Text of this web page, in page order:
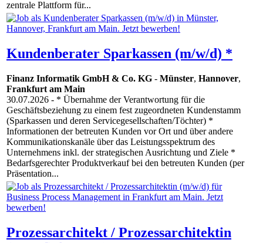
zentrale Plattform für...
Kundenberater Sparkassen (m/w/d) *
Finanz Informatik GmbH & Co. KG - Münster, Hannover,
Frankfurt am Main
30.07.2026 - * Übernahme der Verantwortung für die
Geschäftsbeziehung zu einem fest zugeordneten Kundenstamm
(Sparkassen und deren Servicegesellschaften/Töchter) *
Informationen der betreuten Kunden vor Ort und über andere
Kommunikationskanäle über das Leistungsspektrum des
Unternehmens inkl. der strategischen Ausrichtung und Ziele *
Bedarfsgerechter Produktverkauf bei den betreuten Kunden (per
Präsentation...
Prozessarchitekt / Prozessarchitektin